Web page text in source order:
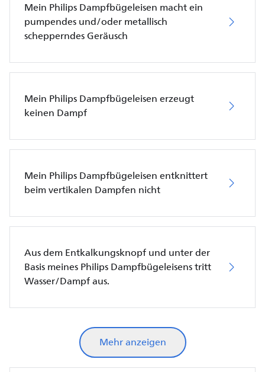
Mein Philips Dampfbügeleisen macht ein
pumpendes und/oder metallisch
schepperndes Geräusch
Mein Philips Dampfbügeleisen erzeugt
keinen Dampf
Mein Philips Dampfbügeleisen entknittert
beim vertikalen Dampfen nicht
Aus dem Entkalkungsknopf und unter der
Basis meines Philips Dampfbügeleisens tritt
Wasser/Dampf aus.
Mehr anzeigen